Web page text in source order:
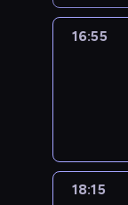
16:55
18:15